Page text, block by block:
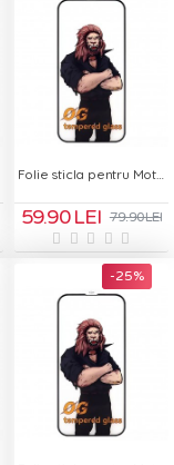
Folie sticla pentru Motorola Moto G04s - OG Green Glass
59.90 LEI 79.90 LEI
-25 %